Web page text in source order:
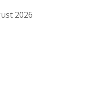
2026